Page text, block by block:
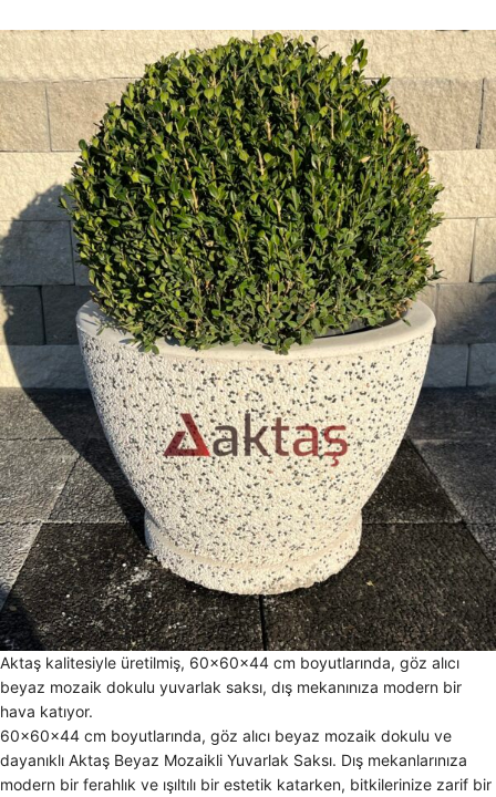
Aktaş kalitesiyle üretilmiş, 60x60x44 cm boyutlarında, göz alıcı
beyaz mozaik dokulu yuvarlak saksı, dış mekanınıza modern bir
hava katıyor.
60x60x44 cm boyutlarında, göz alıcı beyaz mozaik dokulu ve
dayanıklı Aktaş Beyaz Mozaikli Yuvarlak Saksı. Dış mekanlarınıza
modern bir ferahlık ve ışıltılı bir estetik katarken, bitkilerinize zarif bir